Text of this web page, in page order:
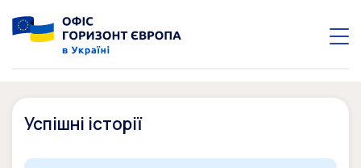
Успішні історії